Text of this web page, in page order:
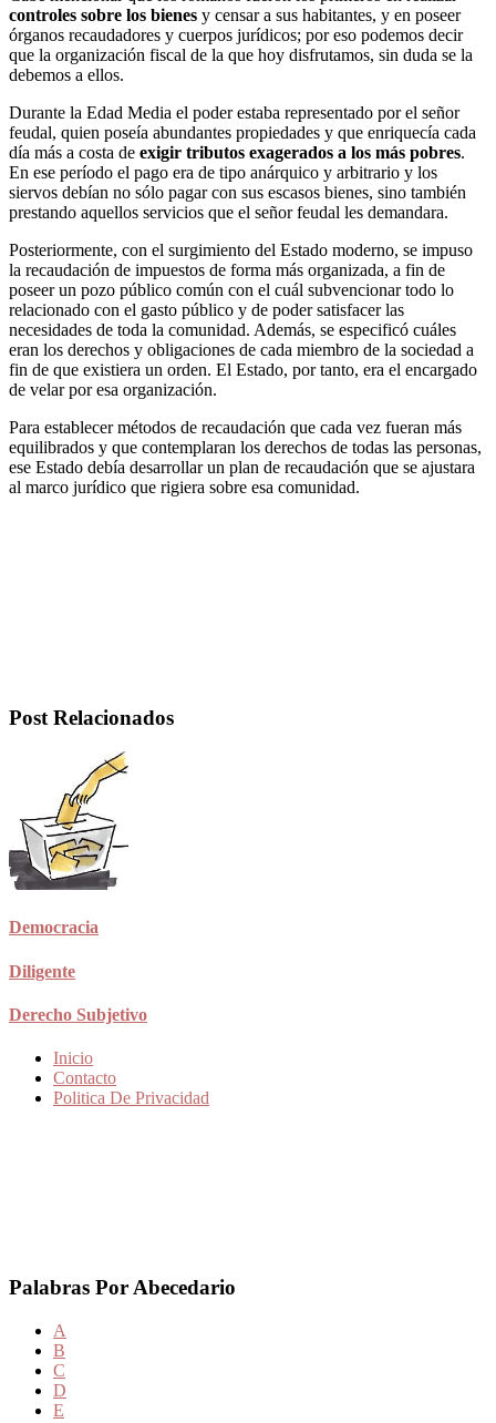
controles sobre los bienes y censar a sus habitantes, y en poseer
órganos recaudadores y cuerpos jurídicos; por eso podemos decir
que la organización fiscal de la que hoy disfrutamos, sin duda se la
debemos a ellos.
Durante la Edad Media el poder estaba representado por el señor
feudal, quien poseía abundantes propiedades y que enriquecía cada
día más a costa de exigir tributos exagerados a los más pobres.
En ese período el pago era de tipo anárquico y arbitrario y los
siervos debían no sólo pagar con sus escasos bienes, sino también
prestando aquellos servicios que el señor feudal les demandara.
Posteriormente, con el surgimiento del Estado moderno, se impuso
la recaudación de impuestos de forma más organizada, a fin de
poseer un pozo público común con el cuál subvencionar todo lo
relacionado con el gasto público y de poder satisfacer las
necesidades de toda la comunidad. Además, se especificó cuáles
eran los derechos y obligaciones de cada miembro de la sociedad a
fin de que existiera un orden. El Estado, por tanto, era el encargado
de velar por esa organización.
Para establecer métodos de recaudación que cada vez fueran más
equilibrados y que contemplaran los derechos de todas las personas,
ese Estado debía desarrollar un plan de recaudación que se ajustara
al marco jurídico que rigiera sobre esa comunidad.
Post Relacionados
Democracia
Diligente
Derecho Subjetivo
Inicio
Contacto
Politica De Privacidad
Palabras Por Abecedario
A
B
C
D
E